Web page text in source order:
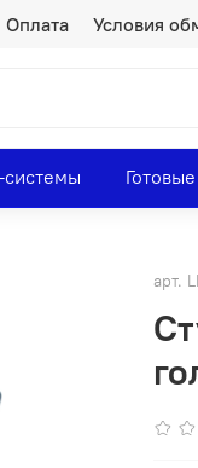
Оплата Условия
арт.